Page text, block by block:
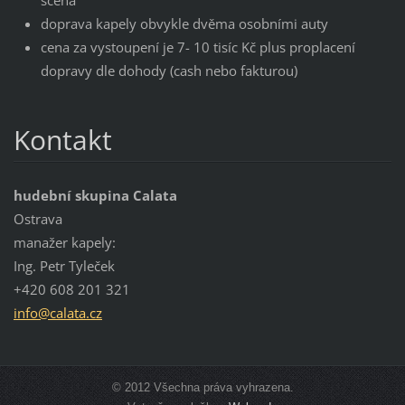
doprava kapely obvykle dvěma osobními auty
cena za vystoupení je 7- 10 tisíc Kč plus proplacení
dopravy dle dohody (cash nebo fakturou)
Kontakt
hudební skupina Calata
Ostrava
manažer kapely:
Ing. Petr Tyleček
+420 608 201 321
info@calata.cz
© 2012 Všechna práva vyhrazena.